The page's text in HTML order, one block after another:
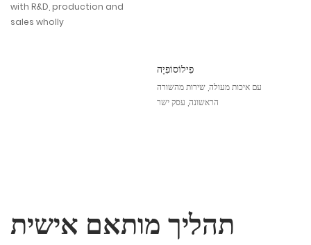
with R&D, production and
sales wholly
פִילוֹסוֹפִיָה
עם איכות מעולה, שירות מהשורה
הראשונה, עסק ישר
תהליך מותאם אישית